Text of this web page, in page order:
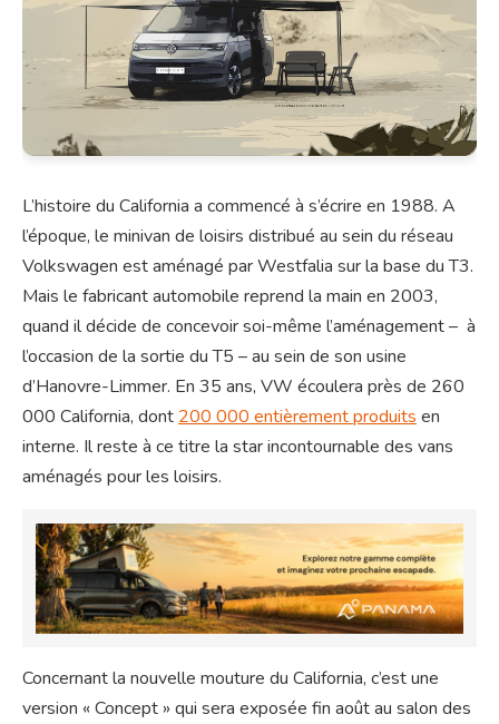
L’histoire du California a commencé à s’écrire en 1988. A
l’époque, le minivan de loisirs distribué au sein du réseau
Volkswagen est aménagé par Westfalia sur la base du T3.
Mais le fabricant automobile reprend la main en 2003,
quand il décide de concevoir soi-même l’aménagement – à
l’occasion de la sortie du T5 – au sein de son usine
d’Hanovre-Limmer. En 35 ans, VW écoulera près de 260
000 California, dont200 000 entièrement produitsen
interne. Il reste à ce titre la star incontournable des vans
aménagés pour les loisirs.
Concernant la nouvelle mouture du California, c’est une
version « Concept » qui sera exposée fin août au salon des